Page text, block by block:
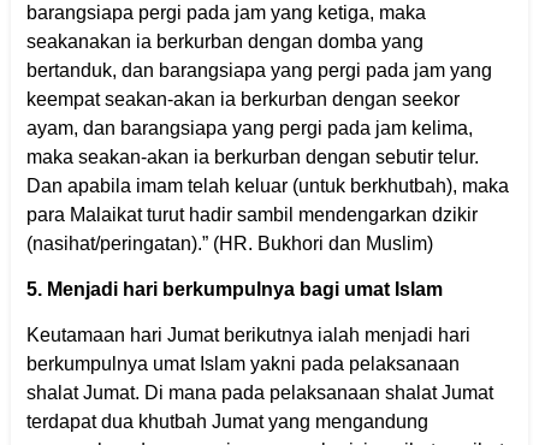
barangsiapa pergi pada jam yang ketiga, maka
seakanakan ia berkurban dengan domba yang
bertanduk, dan barangsiapa yang pergi pada jam yang
keempat seakan-akan ia berkurban dengan seekor
ayam, dan barangsiapa yang pergi pada jam kelima,
maka seakan-akan ia berkurban dengan sebutir telur.
Dan apabila imam telah keluar (untuk berkhutbah), maka
para Malaikat turut hadir sambil mendengarkan dzikir
(nasihat/peringatan).” (HR. Bukhori dan Muslim)
5. Menjadi hari berkumpulnya bagi umat Islam
Keutamaan hari Jumat berikutnya ialah menjadi hari
berkumpulnya umat Islam yakni pada pelaksanaan
shalat Jumat. Di mana pada pelaksanaan shalat Jumat
terdapat dua khutbah Jumat yang mengandung